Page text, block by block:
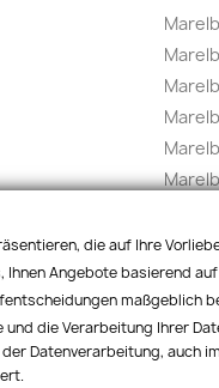
die auf Ihre
Angebote basierend
maßgeblich
und die Verarbeitung Ihrer
Datenverarbeitung, auch